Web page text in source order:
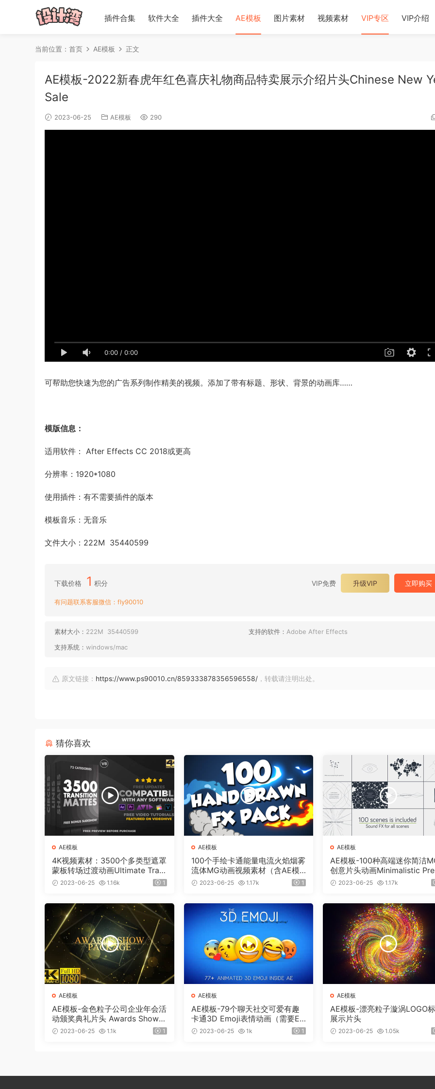
插件合集 软件大全 插件大全 AE模板 图片素材 视频素材 VIP专区 VIP介绍
当前位置： 首页 AE模板 正文
AE模板-2022新春虎年红色喜庆礼物商品特卖展示介绍片头Chinese New
Sale
2023-06-25 AE模板 290
0:00 / 0:00
可帮助您快速为您的广告系列制作精美的视频。添加了带有标题、形状、背景的动画库……
模版信息：
适用软件： After Effects CC 2018或更高
分辨率：1920*1080
使用插件：有不需要插件的版本
模板音乐：无音乐
文件大小：222M 35440599
下载价格 1 积分 VIP免费 升级VIP 立即购买
有问题联系客服微信：fly90010
素材大小： 222M 35440599 支持的软件： Adobe After Effects
支持系统： windows/mac
原文链接： https://www.ps90010.cn/859333878356596558/ ，转载请注明出处。
猜你喜欢
AE模板
4K视频素材：3500个多类型遮罩
蒙板转场过渡动画Ultimate Tran
sition Mattes Pack v8（含AE模
2023-06-25 1.16k 1
AE模板
100个手绘卡通能量电流火焰烟雾
流体MG动画视频素材（含AE模
板工程）有透明通道
2023-06-25 1.17k 1
AE模板
AE模板-100种高端迷你简洁
创意片头动画Minimalistic
ntation Pack
2023-06-25 1.17k
AE模板
AE模板-金色粒子公司企业年会活
动颁奖典礼片头 Awards Show P
ack2023-06-25 1.1k 1
AE模板
AE模板-79个聊天社交可爱有趣
卡通3D Emoji表情动画（需要Ele
ment 3D插件）
2023-06-25 1k 1
AE模板
AE模板-漂亮粒子漩涡LOGO
展示片头
2023-06-25 1.05k